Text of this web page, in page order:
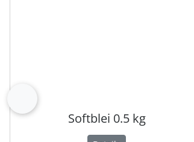
zurück
Softblei 0.5 kg